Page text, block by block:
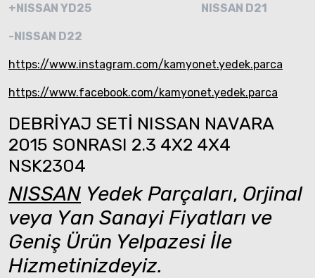
+NISSAN YD25 NISSAN D21
-NISSAN D22
https://www.instagram.com/kamyonet.yedek.parca
https://www.facebook.com/kamyonet.yedek.parca
DEBRİYAJ SETİ NISSAN NAVARA
2015 SONRASI 2.3 4X2 4X4
NSK2304
NISSAN Yedek Parçaları, Orjinal
veya Yan Sanayi Fiyatları ve
Geniş Ürün Yelpazesi İle
Hizmetinizdeyiz.